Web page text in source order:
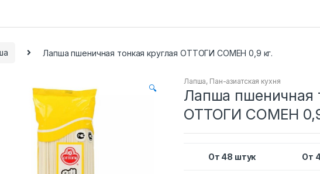
Лапша пшеничная тонкая круглая ОТТОГИ СОМЕН 0,9 кг.
🔍
Лапша, Пан-азиатская кухня
Лапша пшеничная
ОТТОГИ СОМЕН
От 48 штук От